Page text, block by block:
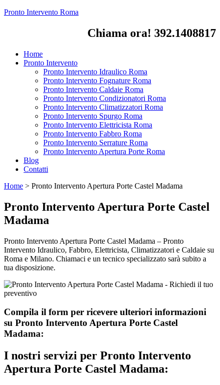
Pronto Intervento Roma
Chiama ora! 392.1408817
Home
Pronto Intervento
Pronto Intervento Idraulico Roma
Pronto Intervento Fognature Roma
Pronto Intervento Caldaie Roma
Pronto Intervento Condizionatori Roma
Pronto Intervento Climatizzatori Roma
Pronto Intervento Spurgo Roma
Pronto Intervento Elettricista Roma
Pronto Intervento Fabbro Roma
Pronto Intervento Serrature Roma
Pronto Intervento Apertura Porte Roma
Blog
Contatti
Home > Pronto Intervento Apertura Porte Castel Madama
Pronto Intervento Apertura Porte Castel
Madama
Pronto Intervento Apertura Porte Castel Madama – Pronto
Intervento Idraulico, Fabbro, Elettricista, Climatizzatori e Caldaie su
Roma e Milano. Chiamaci e un tecnico specializzato sarà subito a
tua disposizione.
Compila il form per ricevere ulteriori informazioni
su Pronto Intervento Apertura Porte Castel
Madama:
I nostri servizi per Pronto Intervento
Apertura Porte Castel Madama: